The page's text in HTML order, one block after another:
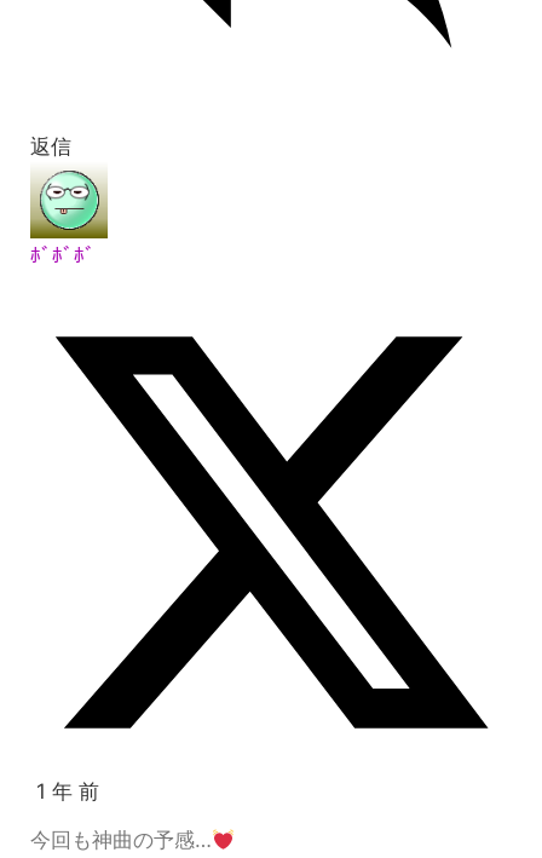
返信
ﾎﾞﾎﾞﾎﾞ
1 年 前
今回も神曲の予感…